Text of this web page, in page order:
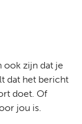
ook zijn dat je
dat het bericht
doet. Of
jou is.